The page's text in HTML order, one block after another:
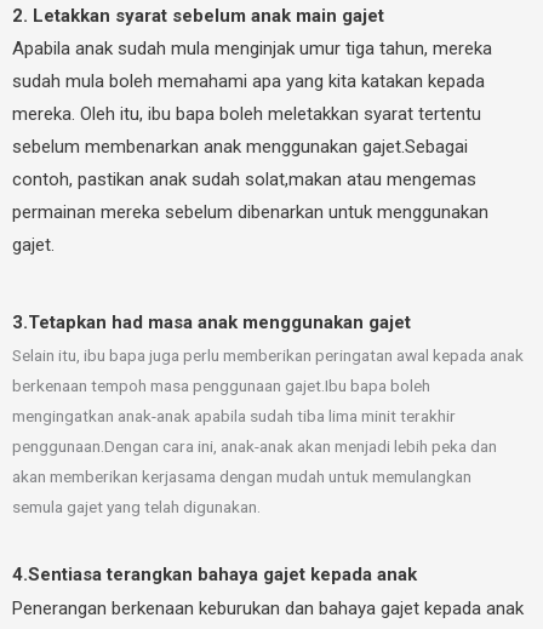
2. Letakkan syarat sebelum anak main gajet
Apabila anak sudah mula menginjak umur tiga tahun, mereka
sudah mula boleh memahami apa yang kita katakan kepada
mereka. Oleh itu, ibu bapa boleh meletakkan syarat tertentu
sebelum membenarkan anak menggunakan gajet.Sebagai
contoh, pastikan anak sudah solat,makan atau mengemas
permainan mereka sebelum dibenarkan untuk menggunakan
gajet.
3.Tetapkan had masa anak menggunakan gajet
Selain itu, ibu bapa juga perlu memberikan peringatan awal kepada anak
berkenaan tempoh masa penggunaan gajet.Ibu bapa boleh
mengingatkan anak-anak apabila sudah tiba lima minit terakhir
penggunaan.Dengan cara ini, anak-anak akan menjadi lebih peka dan
akan memberikan kerjasama dengan mudah untuk memulangkan
semula gajet yang telah digunakan.
4.Sentiasa terangkan bahaya gajet kepada anak
Penerangan berkenaan keburukan dan bahaya gajet kepada anak